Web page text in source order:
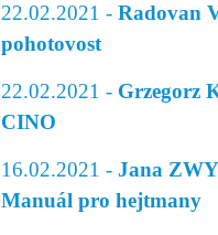
22.02.2021 - Radovan
pohotovost
22.02.2021 - Grzegorz
CINO
16.02.2021 - Jana
Manuál pro hejtmany